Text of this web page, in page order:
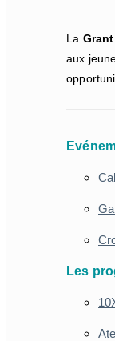
La
aux
Les